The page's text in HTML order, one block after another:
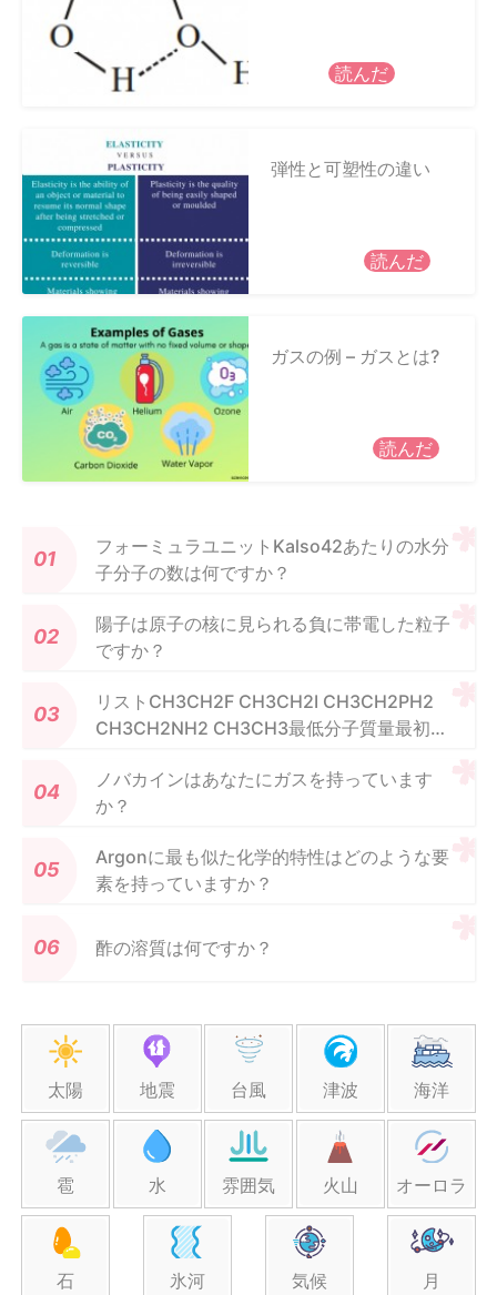
読んだ
弾性と可塑性の違い
読んだ
ガスの例 – ガスとは?
読んだ
フォーミュラユニットKalso42あたりの水分
子分子の数は何ですか？
陽子は原子の核に見られる負に帯電した粒子
ですか？
リストCH3CH2F CH3CH2I CH3CH2PH2
CH3CH2NH2 CH3CH3最低分子質量最初
ノバカインはあなたにガスを持っています
か？
Argonに最も似た化学的特性はどのような要
素を持っていますか？
酢の溶質は何ですか？
太陽 地震 台風 津波 海洋
雹 水 雰囲気 火山 オーロラ
石 氷河 気候 月